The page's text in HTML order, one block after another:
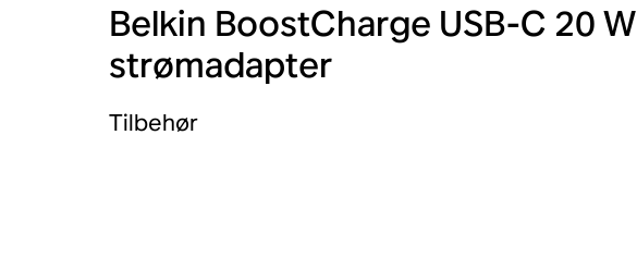
Belkin BoostCharge USB-C 20 W
strømadapter
Tilbehør